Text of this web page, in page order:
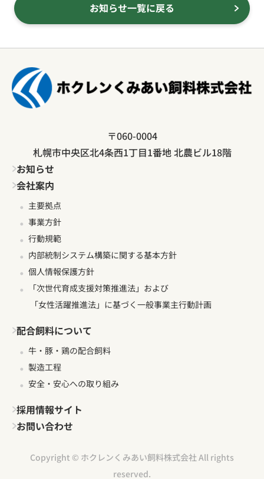
お知らせ一覧に戻る
〒060-0004
札幌市中央区北4条西1丁目1番地 北農ビル18階
Copyright © ホクレンくみあい飼料株式会社 All rights
reserved.
お知らせ
会社案内
主要拠点
事業方針
行動規範
内部統制システム構築に関する基本方針
個人情報保護方針
「次世代育成支援対策推進法」および
「女性活躍推進法」に基づく一般事業主行動計画
配合飼料について
牛・豚・鶏の配合飼料
製造工程
安全・安心への取り組み
採用情報サイト
お問い合わせ